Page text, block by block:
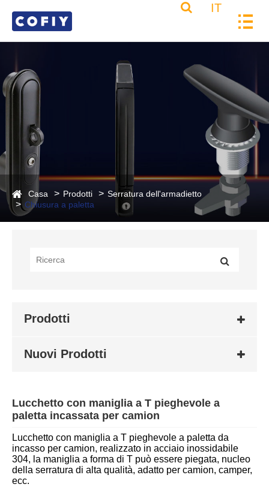
IT
Casa Prodotti
Serratura dell'armadietto
Chiusura a paletta
Prodotti
Nuovi Prodotti
Lucchetto con maniglia a T pieghevole a
paletta incassata per camion
Lucchetto con maniglia a T pieghevole a paletta da
incasso per camion, realizzato in acciaio inossidabile
304, la maniglia a forma di T può essere piegata, nucleo
della serratura di alta qualità, adatto per camion, camper,
ecc.